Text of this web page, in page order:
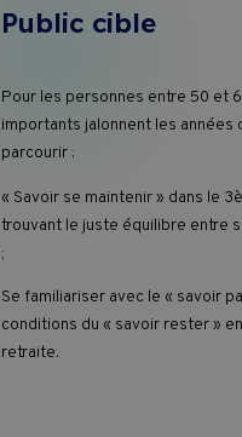
Pass
CVPC
Contact
Public cible
Pour les personnes entre 50 et
importants jalonnent les années
parcourir :
« Savoir se maintenir » dans le
trouvant le juste équilibre entre
;
Se familiariser avec le « savoir
conditions du « savoir rester »
retraite.